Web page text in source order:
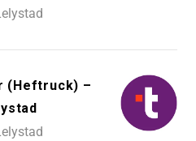
(Heftruck) –